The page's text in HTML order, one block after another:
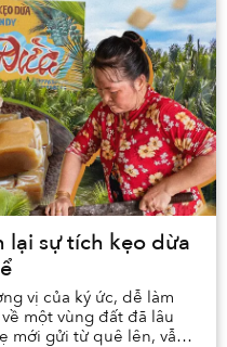
lại sự tích kẹo dừa
vị của ký ức, dễ làm
một vùng đất đã lâu
mới gửi từ quê lên, vẫn